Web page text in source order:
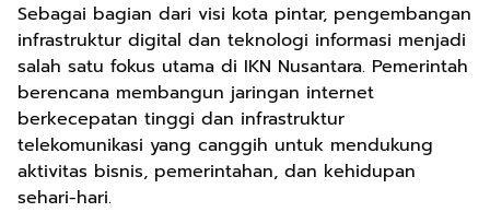
Sebagai bagian dari visi kota pintar, pengembangan
infrastruktur digital dan teknologi informasi menjadi
salah satu fokus utama di IKN Nusantara. Pemerintah
berencana membangun jaringan internet
berkecepatan tinggi dan infrastruktur
telekomunikasi yang canggih untuk mendukung
aktivitas bisnis, pemerintahan, dan kehidupan
sehari-hari.